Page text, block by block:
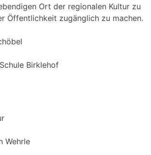
Ort der regionalen Kultur zu
Öffentlichkeit zugänglich zu machen.
Birklehof